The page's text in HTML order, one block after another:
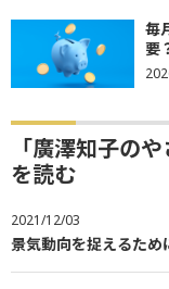
毎
要
「廣澤知子の
を読む
2021/12/03
景気動向を捉えるため